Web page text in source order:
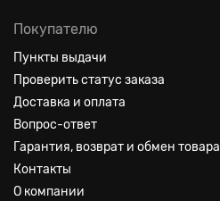
Покупателю
Пункты выдачи
Проверить статус заказа
Доставка и оплата
Вопрос-ответ
Гарантия, возврат и обмен товара
Контакты
О компании